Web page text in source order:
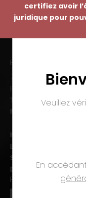
certifiez avoir
juridique pour
Veuillez
En
EMMANUEL NASTI
7 avenue Pierre
Tél. :
03 89 46 50 35
Mail :
Horaires
Lun-ven. :
09h00-
Sam. :
Dim. et jours fériés :
PAIEMENTS